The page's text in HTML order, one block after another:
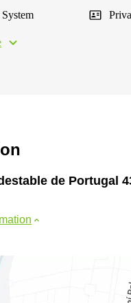
de Portugal